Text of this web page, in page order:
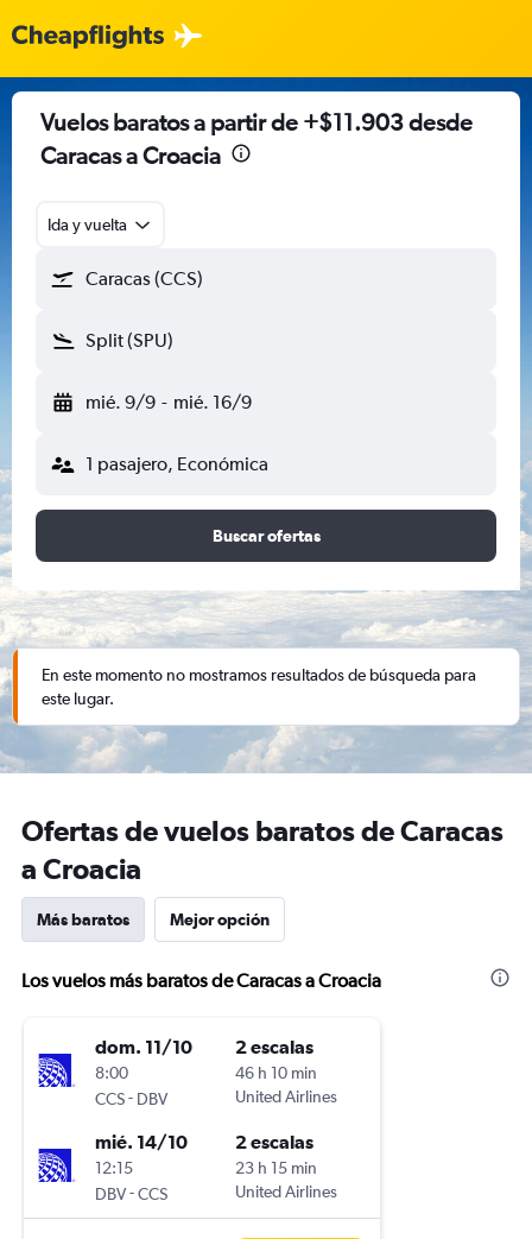
Vuelos baratos a partir de +$11.903 desde
Caracas a Croacia
Ida y vuelta
Caracas (CCS)
Split (SPU)
mié. 9/9 - mié. 16/9
1 pasajero, Económica
Buscar ofertas
En este momento no mostramos resultados de búsqueda para
este lugar.
Ofertas de vuelos baratos de Caracas
a Croacia
Más baratos Mejor opción
Los vuelos más baratos de Caracas a Croacia
dom. 11/10
8:00
CCS- DBV
2 escalas
46 h 10 min
United Airlines
mié. 14/10
12:15
DBV-CCS
2 escalas
23 h 15 min
United Airlines